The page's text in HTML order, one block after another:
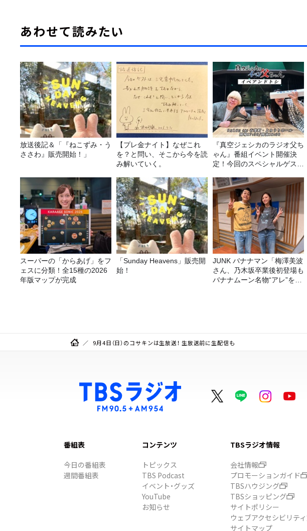
あわせて読みたい
放送後記＆「『ねこずみ・う
ささわ』販売開始！」
【プレ金ナイト】なぜこれ
を？と問い、そこから今を読
み解いていく。
『真空ジェシカのラジオ父ち
ゃん』番組イベント開催決
定！今回のスペシャルゲスト
スーパーの「からあげ」をフ
ェスに分類！全15種の2026
年版マップが完成
「Sunday Heavens」販売開
始！
JUNK バナナマン「梅澤美波
さん、乃木坂卒業後初登場も
バナナムーン名物“アレ”を喰
9月4日（日）のコサキンは生放送！ 生放送前に生配信も
番組表
今日の番組表
週間番組表
コンテンツ
トピックス
TBS Podcast
イベント・グッズ
YouTube
お知らせ
TBSラジオ情報
会社情報
プロモーションガイド
TBSハウジング
TBSショッピング
サイトポリシー
ウェブアクセシビリテ
サイトマップ